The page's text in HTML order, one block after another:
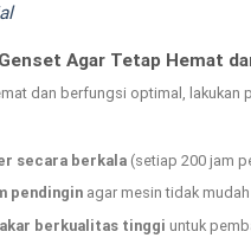
Agar Tetap Hemat
dan berfungsi optimal, lakukan
secara berkala(setiap 200 jam
pendinginagar mesin tidak
berkualitas tinggi untuk